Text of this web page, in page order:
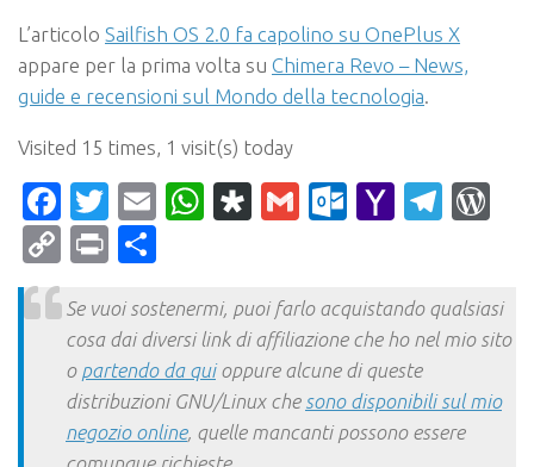
L’articolo Sailfish OS 2.0 fa capolino su OnePlus X
appare per la prima volta su Chimera Revo – News,
guide e recensioni sul Mondo della tecnologia.
Visited 15 times, 1 visit(s) today
Facebook
Twitter
EmailWhatsApp
Diaspora
Gmail Yahoo
CopyPrint
Se vuoi sostenermi, puoi farlo acquistando qualsiasi
cosa dai diversi link di affiliazione che ho nel mio sito
o partendo da quioppure alcune di queste
distribuzioni GNU/Linux che sono disponibili sul mio
negozio online, quelle mancanti possono essere